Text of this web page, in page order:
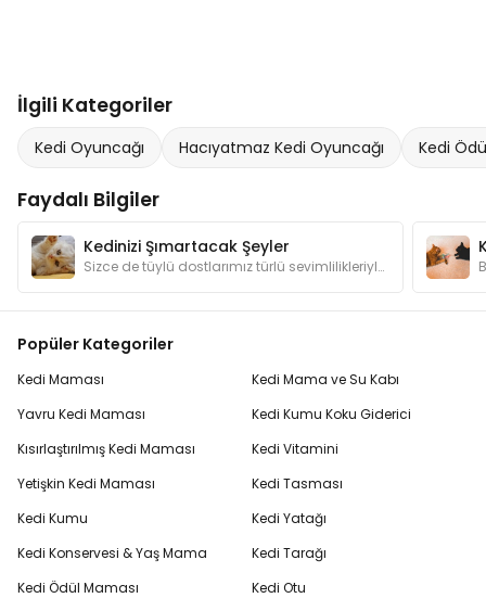
İlgili Kategoriler
Kedi Oyuncağı Hacıyatmaz Kedi Oyuncağı Kedi
Faydalı Bilgiler
Kedinizi Şımartacak Şeyler
Sizce de tüylü dostlarımız türlü sevimlilikleriyle şımartılmayı hak etmiyorlar mı? Kedilerimizin canının sıkılmaması için hangi hediyelerden alalım?
Popüler Kategoriler
Kedi Maması
Yavru Kedi Maması
Kısırlaştırılmış Kedi Maması
Yetişkin Kedi Maması
Kedi Kumu
Kedi Konservesi & Yaş Mama
Kedi Ödül Maması
Kedi Mama ve Su Kabı
Kedi Kumu Koku Giderici
Kedi Vitamini
Kedi Tasması
Kedi Yatağı
Kedi Tarağı
Kedi Otu